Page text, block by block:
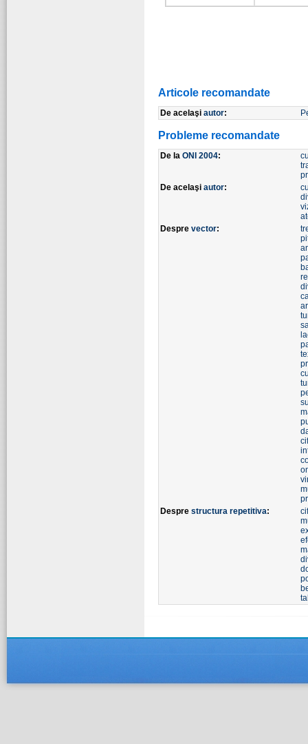
Articole recomandate
De acelaşi autor:
Probleme recomandate
De la ONI 2004:
De acelaşi autor:
Despre vector:
Despre structura repetitiva: